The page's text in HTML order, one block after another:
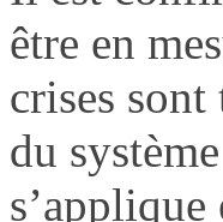
être en
crises
du